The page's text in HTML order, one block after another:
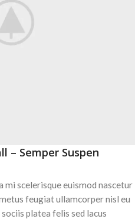
– Semper Suspen
mi scelerisque euismod nascetur
feugiat ullamcorper nisl eu
platea felis sed lacus